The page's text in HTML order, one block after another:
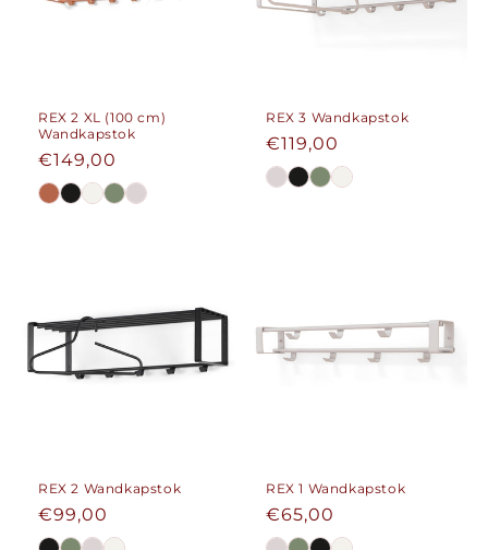
REX 2 XL (100 cm)
Wandkapstok
Normale
prijs
€149,00
REX 3 Wandkapstok
Normale
prijs
€119,00
REX 2 Wandkapstok
Normale
prijs
€99,00
REX 1 Wandkapstok
Normale
prijs
€65,00